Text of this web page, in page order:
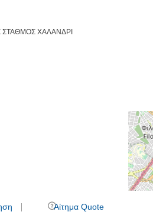
ΣΤΑΘΜΟΣ ΧΑΛΑΝΔΡΙ
Αίτημα Quote